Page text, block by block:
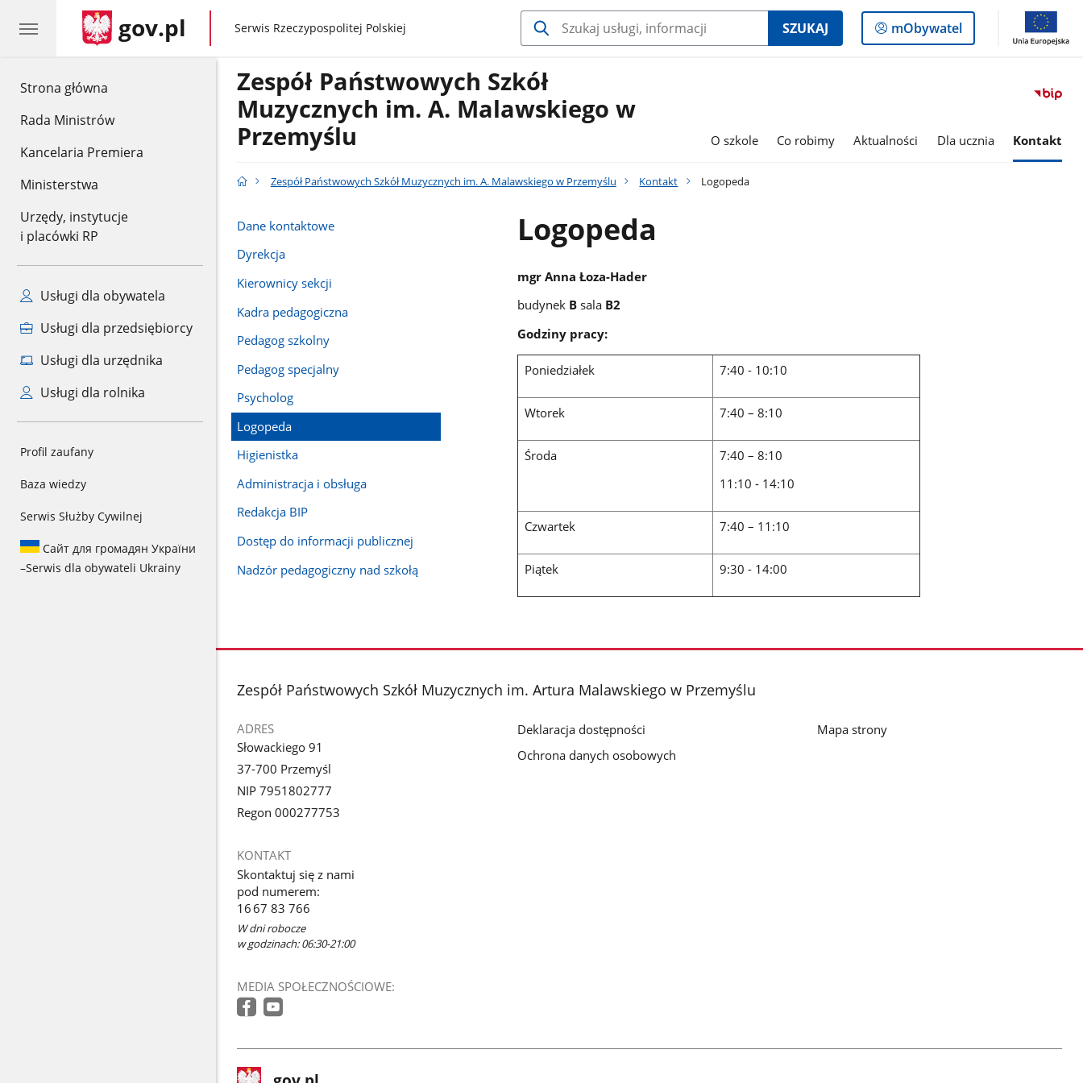
Strona główna
Rada Ministrów
Kancelaria Premiera
Ministerstwa
Urzędy, instytucje
i placówki RP
Usługi dla obywatela
Usługi dla przedsiębiorcy
Usługi dla urzędnika
Usługi dla rolnika
Profil zaufany
Baza wiedzy
Serwis Służby Cywilnej
Сайт для громадян України
–Serwis dla obywateli Ukrainy
gov.pl gov.pl
Serwis Rzeczypospolitej Polskiej SZUKAJ
Logowanie
do
mObywatel
Zespół Państwowych Szkół
Muzycznych im. A. Malawskiego w
Przemyślu
O szkole Co robimy Aktualności Dla ucznia Kontakt
Zespół Państwowych Szkół Muzycznych im. A. Malawskiego w Przemyślu Kontakt Logopeda
Dane kontaktowe
Dyrekcja
Kierownicy sekcji
Kadra pedagogiczna
Pedagog szkolny
Pedagog specjalny
Psycholog
Logopeda
Higienistka
Administracja i obsługa
Redakcja BIP
Dostęp do informacji publicznej
Nadzór pedagogiczny nad szkołą
Logopeda
mgr Anna Łoza-Hader
budynek B sala B2
Godziny pracy:
Poniedziałek 7:40 - 10:10
Wtorek 7:40 – 8:10
Środa
7:40 – 8:10
11:10 - 14:10
Czwartek 7:40 – 11:10
Piątek 9:30 - 14:00
stopka
Zespół Państwowych Szkół Muzycznych im. Artura Malawskiego w Przemyślu
ADRES
Słowackiego 91
37-700 Przemyśl
NIP 7951802777
Regon 000277753
KONTAKT
Skontaktuj się z nami
pod numerem:
16 67 83 766
W dni robocze
w godzinach: 06:30-21:00
MEDIA SPOŁECZNOŚCIOWE:
Deklaracja dostępności
Ochrona danych osobowych
Mapa strony
stopkaStrona